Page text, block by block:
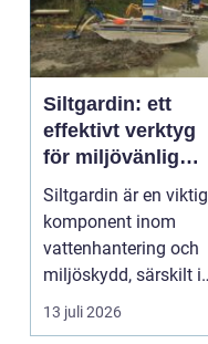
Siltgardin: ett
effektivt verktyg
för miljövänlig
vattenhantering
Siltgardin är en viktig
komponent inom
vattenhantering och
miljöskydd, särskilt i
verksamheter som i...
13 juli 2026